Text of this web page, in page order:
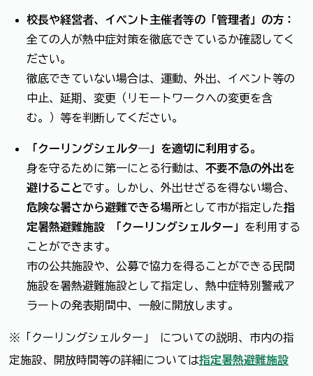
校長や経営者、イベント主催者等の「管理者」の方：
全ての人が熱中症対策を徹底できているか確認してく
ださい。
徹底できていない場合は、運動、外出、イベント等の
中止、延期、変更（リモートワークへの変更を含
む。）等を判断してください。
「クーリングシェルタ―」を適切に利用する。
身を守るために第一にとる行動は、 不要不急の外出を
避けることです。しかし、外出せざるを得ない場合、
危険な暑さから避難できる場所として市が指定した指
定暑熱避難施設 「クーリングシェルター」 を利用する
ことができます。
市の公共施設や、公募で協力を得ることができる民間
施設を暑熱避難施設として指定し、熱中症特別警戒ア
ラートの発表期間中、一般に開放します。
※「クーリングシェルター」 についての説明、市内の指
定施設、開放時間等の詳細については指定暑熱避難施設